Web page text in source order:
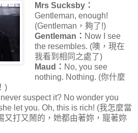
Mrs Sucksby：
Gentleman, enough!
(Gentleman，夠了!)
Gentleman： Now I see
the resembles. (噢，現在
我看到相同之處了)
Maud： No, you see
nothing. Nothing. (你什麼
)
suspect it? No wonder you
let you. Oh, this is rich! (我怎麼當
又打又鬧的，她都由著妳，寵著妳